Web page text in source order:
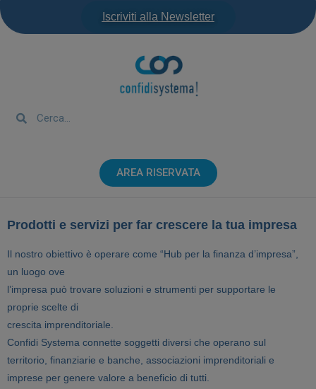
Iscriviti alla Newsletter
AREA RISERVATA
Prodotti e servizi per far crescere la tua impresa
Il nostro obiettivo è operare come “Hub per la finanza d’impresa”,
un luogo ove
l’impresa può trovare soluzioni e strumenti per supportare le
proprie scelte di
crescita imprenditoriale.
Confidi Systema connette soggetti diversi che operano sul
territorio, finanziarie e banche, associazioni imprenditoriali e
imprese per genere valore a beneficio di tutti.